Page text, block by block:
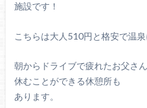
施設です！
こちらは大人510円と格安で温泉
朝からドライブで疲れたお父さ
休むことができる休憩所も
あります。